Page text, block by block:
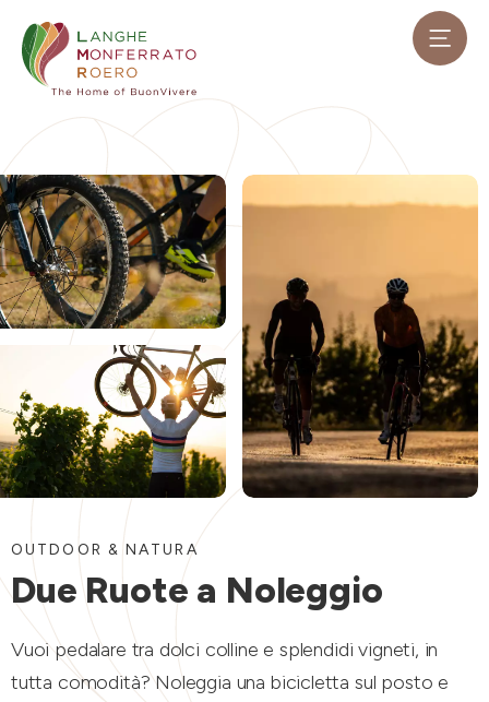
OUTDOOR & NATURA
Due Ruote a Noleggio
Vuoi pedalare tra dolci colline e splendidi vigneti, in
tutta comodità? Noleggia una bicicletta sul posto e